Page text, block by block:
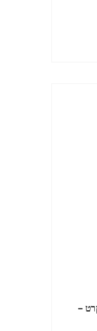
–